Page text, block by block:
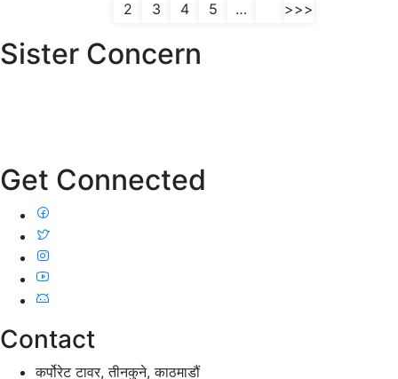
(current)
2 3 4 5 … >>>
Sister Concern
Get Connected
Contact
कर्पोरेट टावर, तीनकुने, काठमाडौं